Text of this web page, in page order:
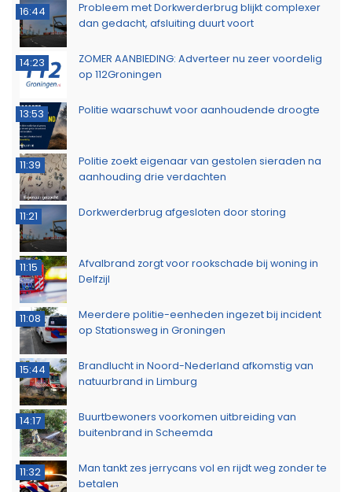
16:44
Probleem met Dorkwerderbrug blijkt complexer
dan gedacht, afsluiting duurt voort
14:23
ZOMER AANBIEDING: Adverteer nu zeer voordelig
op 112Groningen
13:53 Politie waarschuwt voor aanhoudende droogte
11:39
Politie zoekt eigenaar van gestolen sieraden na
aanhouding drie verdachten
11:21 Dorkwerderbrug afgesloten door storing
11:15
Afvalbrand zorgt voor rookschade bij woning in
Delfzijl
11:08
Meerdere politie-eenheden ingezet bij incident
op Stationsweg in Groningen
15:44
Brandlucht in Noord-Nederland afkomstig van
natuurbrand in Limburg
14:17
Buurtbewoners voorkomen uitbreiding van
buitenbrand in Scheemda
11:32
Man tankt zes jerrycans vol en rijdt weg zonder te
betalen